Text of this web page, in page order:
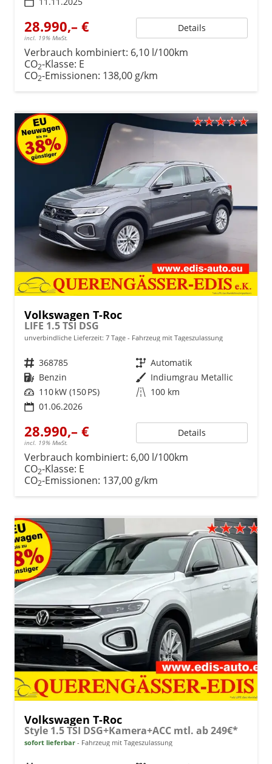
28.990,– €
incl. 19% MwSt.
Details
Verbrauch kombiniert: 6,10 l/100km
CO2-Klasse: E
CO2-Emissionen: 138,00 g/km
Volkswagen T-Roc
LIFE 1.5 TSI DSG
unverbindliche Lieferzeit: 7 Tage Fahrzeug mit Tageszulassung
Fahrzeugnr. 368785 Getriebe Automatik
Kraftstoff Benzin Außenfarbe Indiumgrau Metallic
Leistung 110 kW (150 PS) Kilometerstand 100 km
01.06.2026
28.990,– €
incl. 19% MwSt.
Details
Verbrauch kombiniert: 6,00 l/100km
CO2-Klasse: E
CO2-Emissionen: 137,00 g/km
Volkswagen T-Roc
Style 1.5 TSI DSG+Kamera+ACC mtl. ab 249€*
sofort lieferbar Fahrzeug mit Tageszulassung